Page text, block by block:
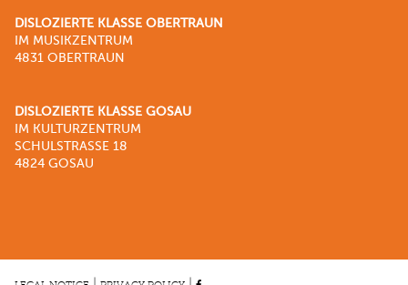
DISLOZIERTE KLASSE OBERTRAUN
IM MUSIKZENTRUM
4831 OBERTRAUN
DISLOZIERTE KLASSE GOSAU
IM KULTURZENTRUM
SCHULSTRASSE 18
4824 GOSAU